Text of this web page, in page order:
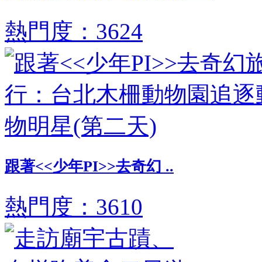
熱門度：3624
跟著<<少年PI>>去奇幻 ..
熱門度：3610